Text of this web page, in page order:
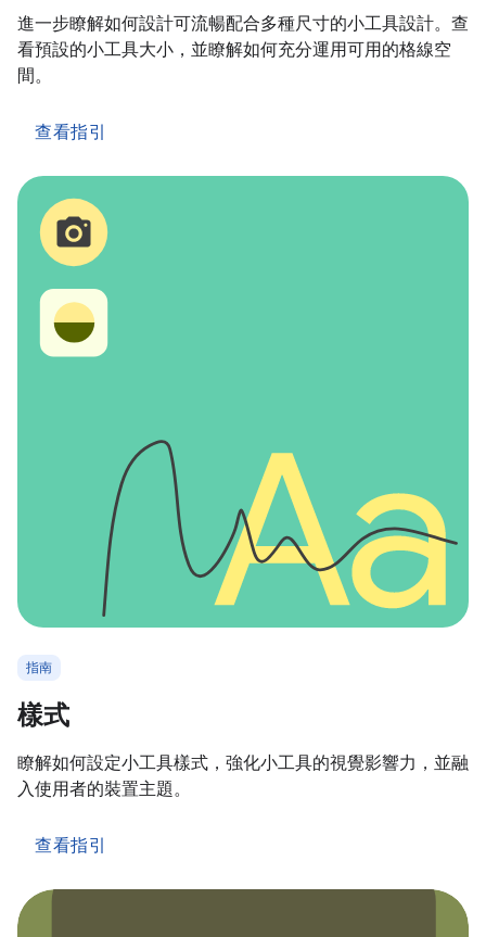
進一步瞭解如何設計可流暢配合多種尺寸的小工具設計。查
看預設的小工具大小，並瞭解如何充分運用可用的格線空
間。
查看指引
指南
樣式
瞭解如何設定小工具樣式，強化小工具的視覺影響力，並融
入使用者的裝置主題。
查看指引